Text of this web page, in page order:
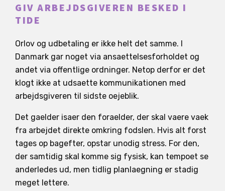
GIV ARBEJDSGIVEREN BESKED I
TIDE
Orlov og udbetaling er ikke helt det samme. I
Danmark gar noget via ansaettelsesforholdet og
andet via offentlige ordninger. Netop derfor er det
klogt ikke at udsaette kommunikationen med
arbejdsgiveren til sidste oejeblik.
Det gaelder isaer den foraelder, der skal vaere vaek
fra arbejdet direkte omkring fodslen. Hvis alt forst
tages op bagefter, opstar unodig stress. For den,
der samtidig skal komme sig fysisk, kan tempoet se
anderledes ud, men tidlig planlaegning er stadig
meget lettere.